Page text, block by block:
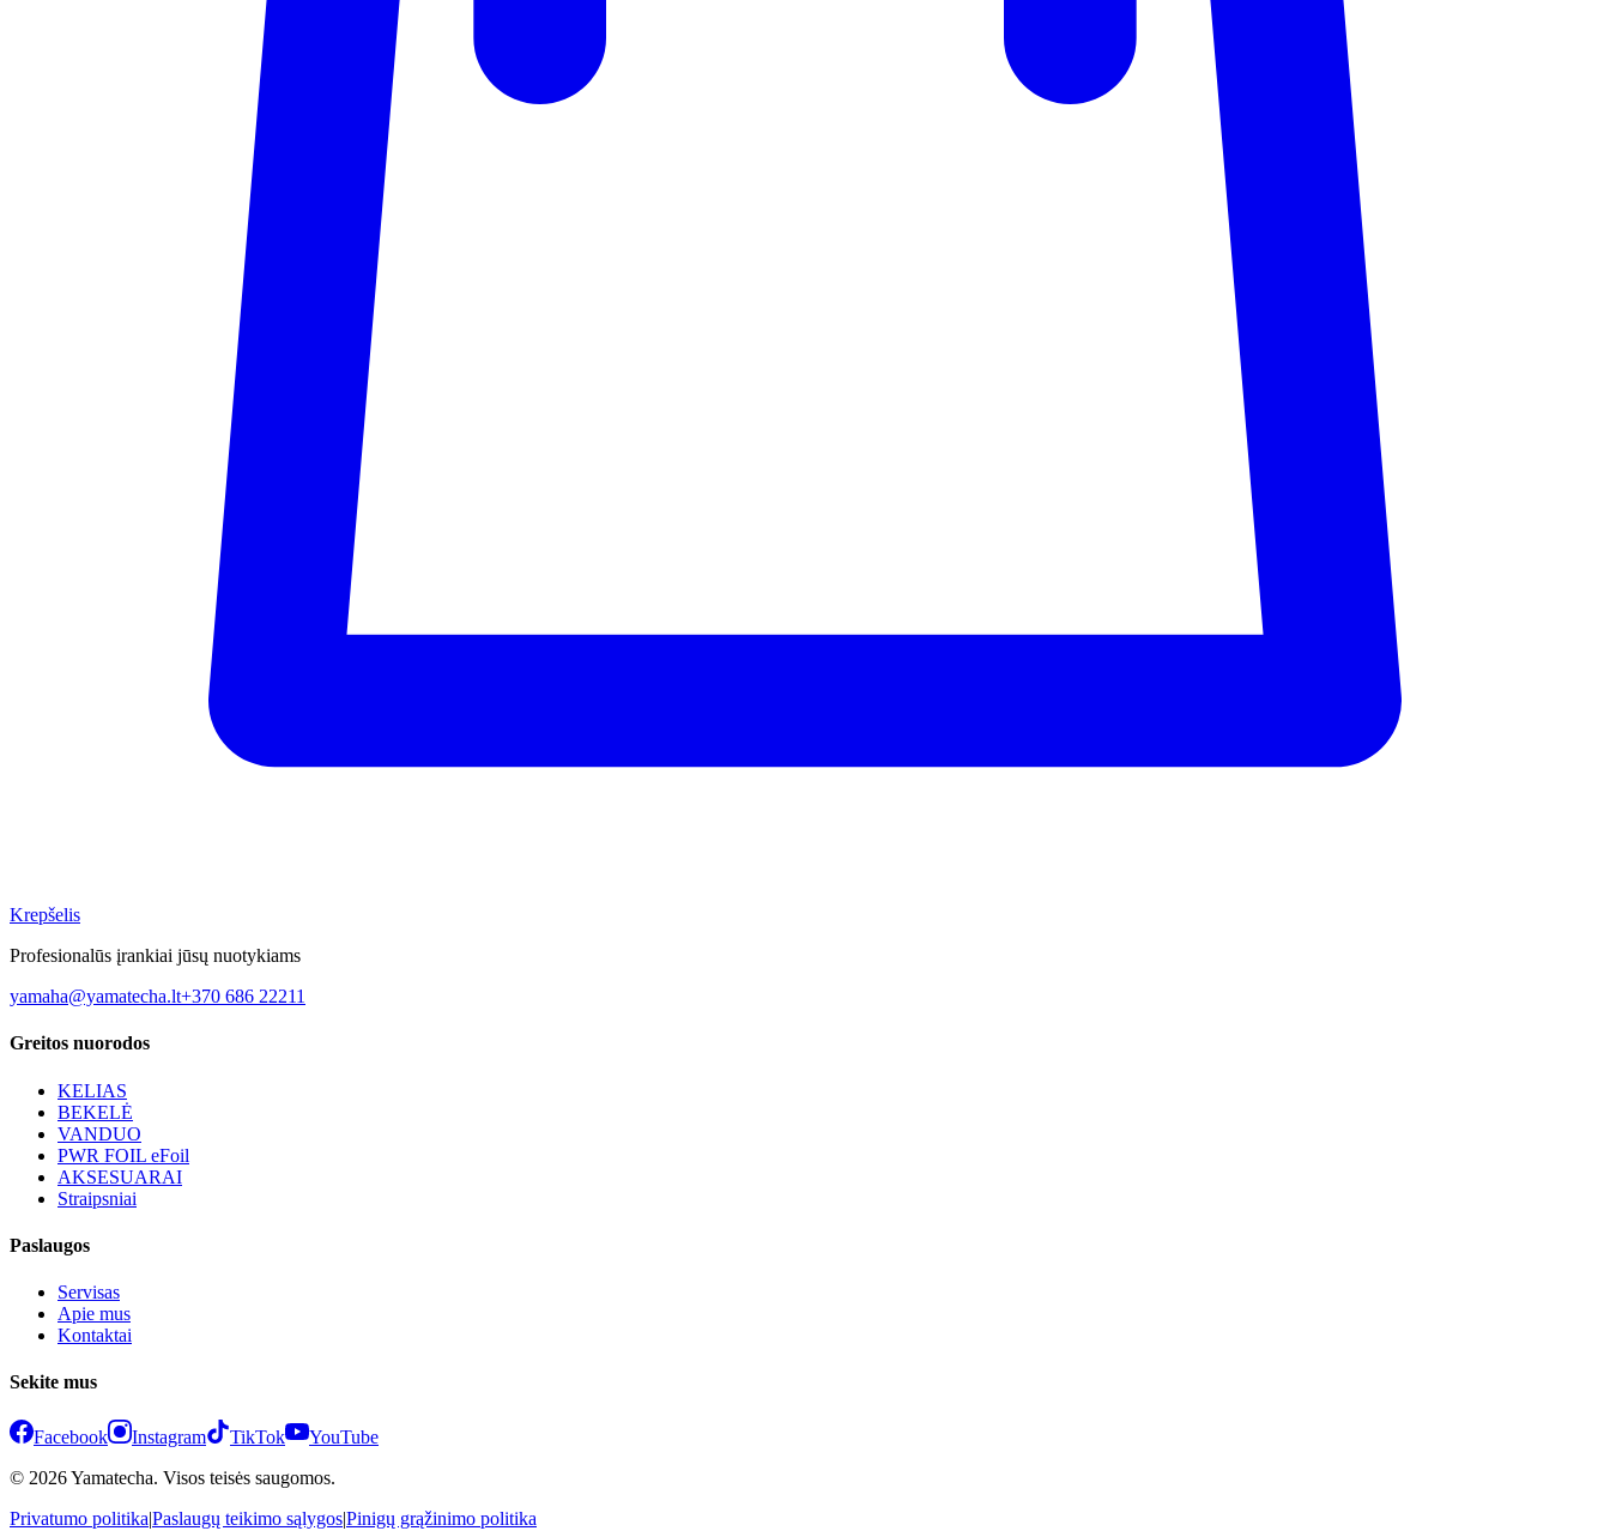
Krepšelis
Profesionalūs įrankiai jūsų nuotykiams
yamaha@yamatecha.lt+370 686 22211
Greitos nuorodos
KELIAS
BEKELĖ
VANDUO
PWR FOIL eFoil
AKSESUARAI
Straipsniai
Paslaugos
Servisas
Apie mus
Kontaktai
Sekite mus
Facebook Instagram TikTok
YouTube
© 2026 Yamatecha. Visos teisės saugomos.
Privatumo politika|Paslaugų teikimo sąlygos|Pinigų grąžinimo politika